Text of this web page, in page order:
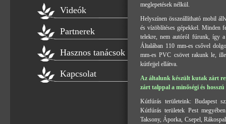
Videók
Partnerek
Hasznos tanácsok
Kapcsolat
meglepetések nélkül.
Helyszínen összeállítható mobil
és vízöblítéses gépekkel. Minden
telekre, nem autóról fúrunk, így
Általában 110 mm-es csővel
mm-es PVC csövet rakunk le,
kútfejjel ellátva.
Az általunk készült kutak zárt
zárt talppal a minőségi és
Kútfúrás területeink: Budapest
Kútfúrás területek Pest
Taksony, Áporka, Csepel,